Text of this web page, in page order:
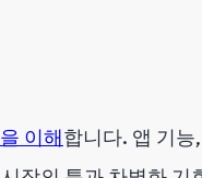
이해합니다. 앱 기